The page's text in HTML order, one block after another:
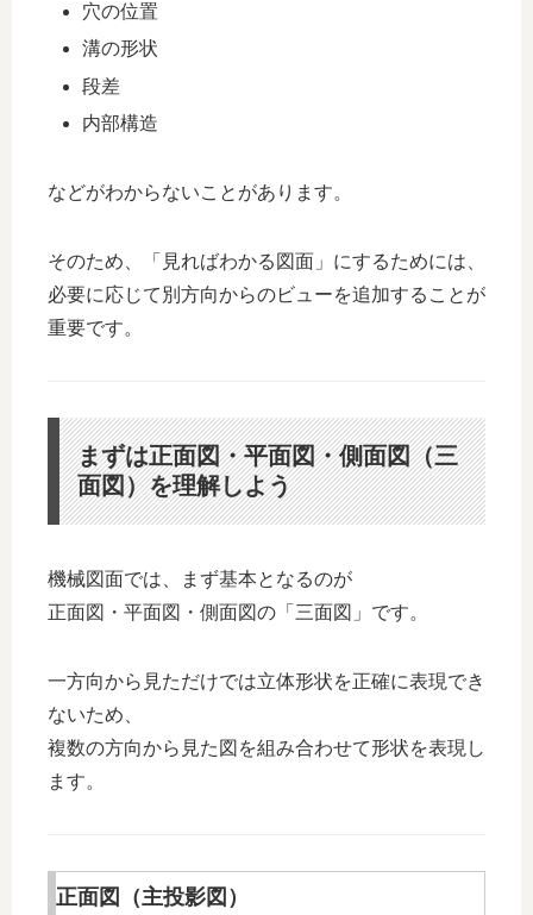
穴の位置
溝の形状
段差
内部構造
などがわからないことがあります。
そのため、「見ればわかる図面」にするためには、
必要に応じて別方向からのビューを追加することが
重要です。
まずは正面図・平面図・側面図（三
面図）を理解しよう
機械図面では、まず基本となるのが
正面図・平面図・側面図の「三面図」です。
一方向から見ただけでは立体形状を正確に表現でき
ないため、
複数の方向から見た図を組み合わせて形状を表現し
ます。
正面図（主投影図）